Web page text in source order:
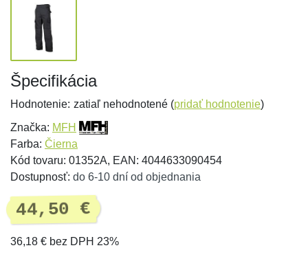
Špecifikácia
Hodnotenie: zatiaľ nehodnotené (pridať hodnotenie)
Značka: MFH
Farba: Čierna
Kód tovaru: 01352A, EAN: 4044633090454
Dostupnosť: do 6-10 dní od objednania
44,50 €
36,18 € bez DPH 23%